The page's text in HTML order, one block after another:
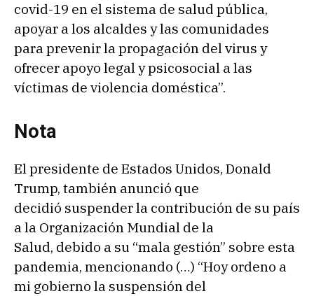
covid-19 en el sistema de salud pública,
apoyar a los alcaldes y las comunidades
para prevenir la propagación del virus y
ofrecer apoyo legal y psicosocial a las
víctimas de violencia doméstica”.
Nota
El presidente de Estados Unidos, Donald
Trump, también anunció que
decidió suspender la contribución de su país
a la Organización Mundial de la
Salud, debido a su “mala gestión” sobre esta
pandemia, mencionando (…) “Hoy ordeno a
mi gobierno la suspensión del